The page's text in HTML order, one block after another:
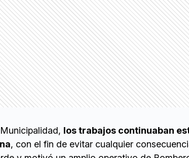
los trabajos continuaban
, con el fin de evitar cualquier